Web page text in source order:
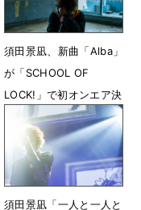
須田景凪、新曲「Alba」
が「SCHOOL OF
LOCK!」で初オンエア決
5月14日 12時00分
須田景凪「一人と一人と